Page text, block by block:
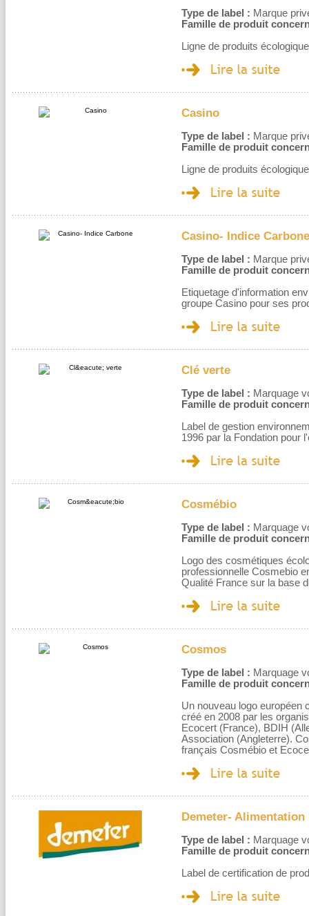
Type de label : Marque
Famille de produit
Ligne de produits
Casino
Type de label : Marque
Famille de produit
Ligne de produits
Casino- Indice Carbone
Type de label : Marque
Famille de produit
Etiquetage d'information
groupe Casino pour ses
Clé verte
Type de label : Marquage
Famille de produit
Label de gestion
1996 par la Fondation pour
Cosmébio
Type de label : Marquage
Famille de produit
Logo des cosmétiques
professionnelle Cosmebio
Qualité France sur la base
Cosmos
Type de label : Marquage
Famille de produit
Un nouveau logo européen
créé en 2008 par les
Ecocert (France), BDIH
Association (Angleterre).
français Cosmébio et
Demeter- Alimentation
Type de label : Marquage
Famille de produit
Label de certification de